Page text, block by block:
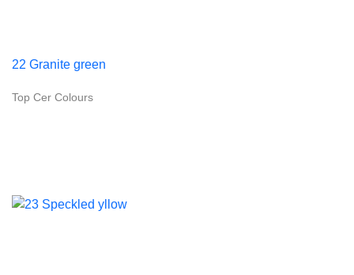
22 Granite green
Top Cer Colours